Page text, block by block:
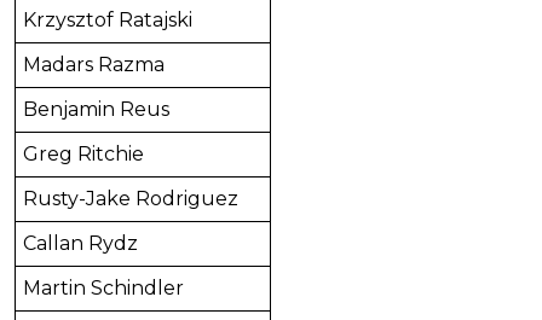
Krzysztof Ratajski
Madars Razma
Benjamin Reus
Greg Ritchie
Rusty-Jake Rodriguez
Callan Rydz
Martin Schindler